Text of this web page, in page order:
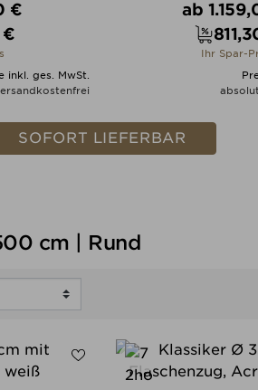
€
€
inkl. ges. MwSt.
ab
Ihr Spar-
SOFORT LIEFERBAR
cm | Rund